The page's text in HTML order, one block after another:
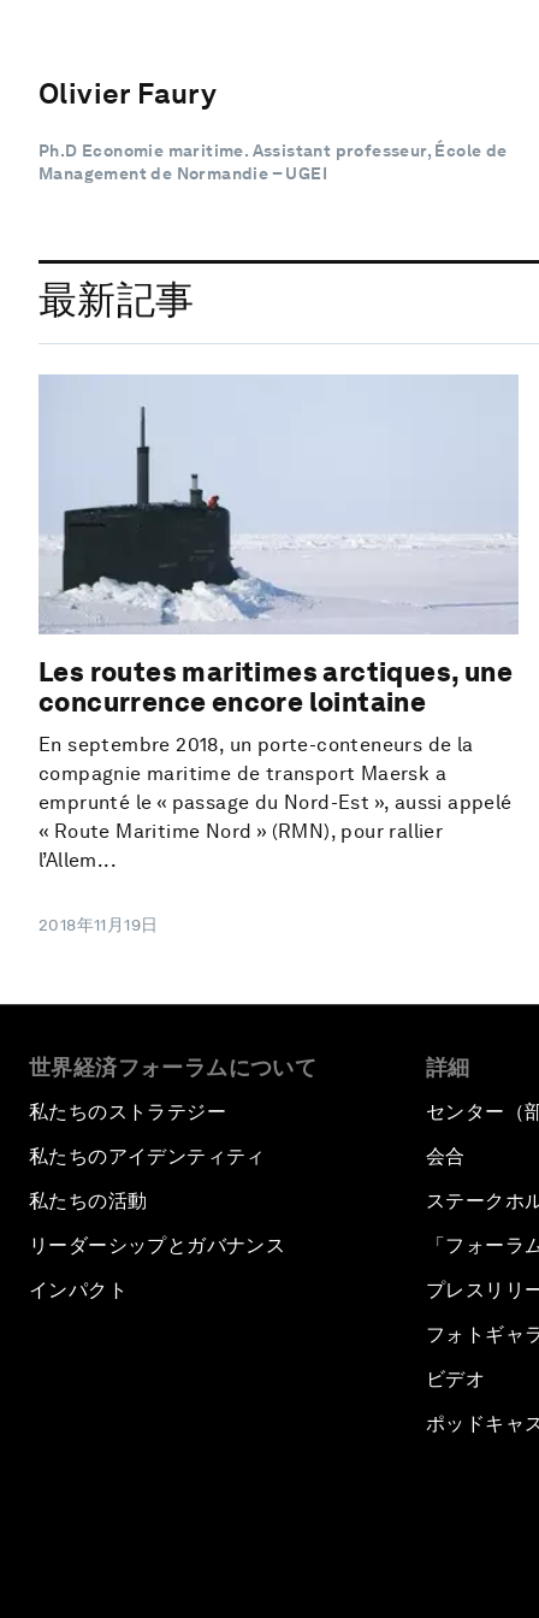
Olivier Faury
Ph.D Economie maritime. Assistant professeur, École de
Management de Normandie – UGEI
最新記事
Les routes maritimes arctiques, une
concurrence encore lointaine
En septembre 2018, un porte-conteneurs de la
compagnie maritime de transport Maersk a
emprunté le « passage du Nord-Est », aussi appelé
« Route Maritime Nord » (RMN), pour rallier
l’Allem...
2018年11月19日
世界経済フォーラムについて
私たちのストラテジー
私たちのアイデンティティ
私たちの活動
リーダーシップとガバナンス
インパクト
詳細
センター（
会合
ステークホ
「フォーラ
プレスリリ
フォトギャ
ビデオ
ポッドキャ